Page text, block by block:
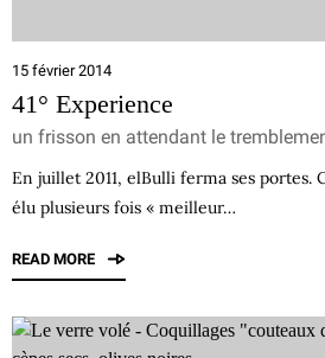
15 février 2014
41° Experience
un frisson en attendant le
En juillet 2011, elBulli ferma ses portes.
élu plusieurs fois « meilleur…
READ MORE